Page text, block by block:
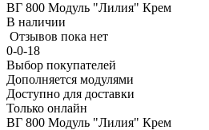
ВГ 800 Модуль "Лилия" Крем
В наличии
Отзывов пока нет
0-0-18
Выбор покупателей
Дополняется модулями
Доступно для доставки
Только онлайн
ВГ 800 Модуль "Лилия" Крем